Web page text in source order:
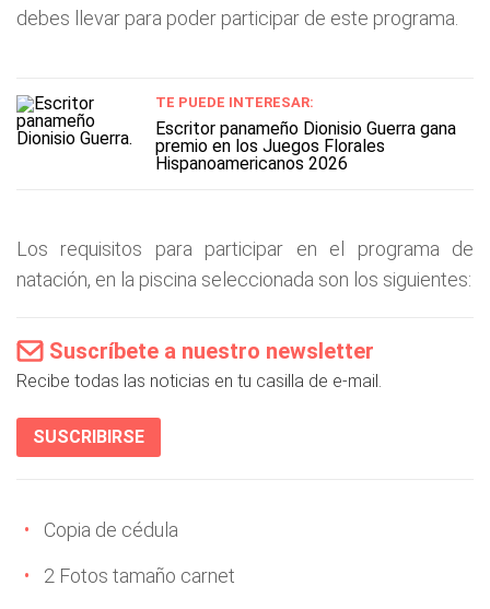
debes llevar para poder participar de este programa.
TE PUEDE INTERESAR:
Escritor panameño Dionisio Guerra gana
premio en los Juegos Florales
Hispanoamericanos 2026
Los requisitos para participar en el programa de
natación, en la piscina seleccionada son los siguientes:
Suscríbete a nuestro newsletter
Recibe todas las noticias en tu casilla de e-mail.
SUSCRIBIRSE
Copia de cédula
2 Fotos tamaño carnet